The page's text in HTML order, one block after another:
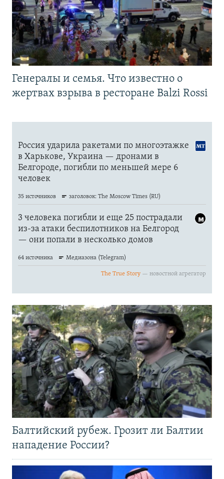
Генералы и семья. Что известно о
жертвах взрыва в ресторане Balzi Rossi
Балтийский рубеж. Грозит ли Балтии
нападение России?